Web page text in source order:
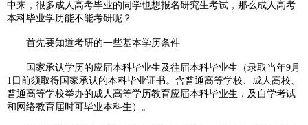
中来，很多成人高考毕业的同学也想报名研究生考试，那么成人高考
本科毕业学历能不能考研呢？
首先要知道考研的一些基本学历条件
国家承认学历的应届本科毕业生及往届本科毕业生（录取当年9月
1日前须取得国家承认的本科毕业证书。含普通高等学校、成人高校、
普通高等学校举办的成人高等学历教育应届本科毕业生，及自学考试
和网络教育届时可毕业本科生）。